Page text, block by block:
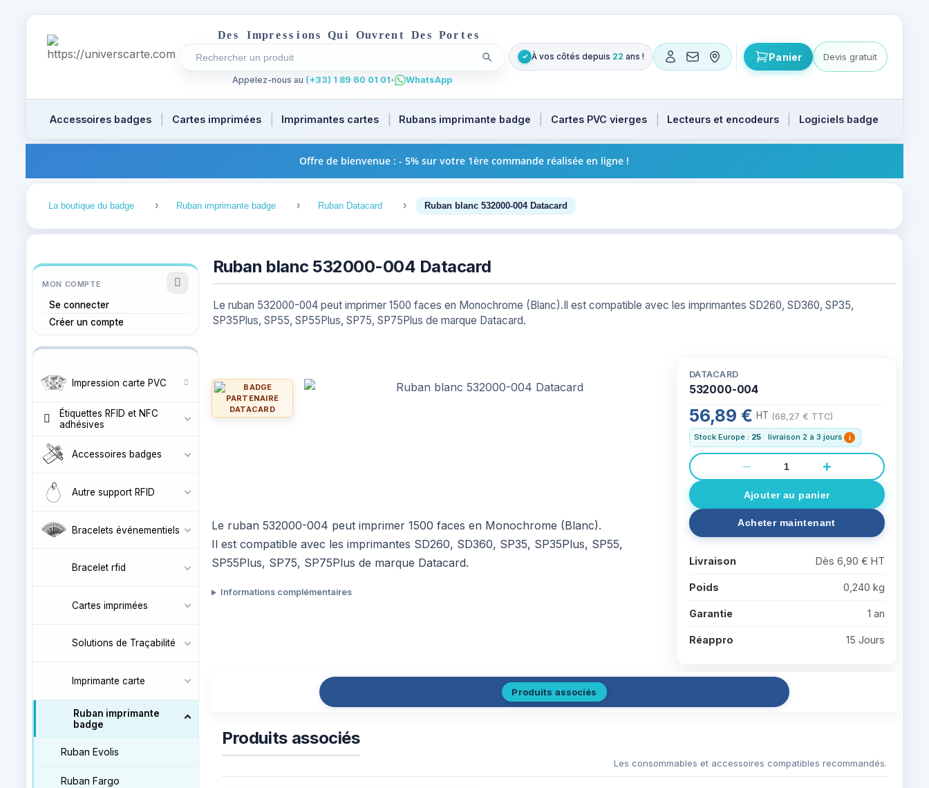
Des Impres s i ons Qu i Ouvren t Des Por t es
Rechercher un produit
Recherches récentes au focus. Tapez au moins 2 caractères pour les suggestions produits. Flèches haut et bas pour naviguer, Entrée
Lancer la recherche
Appelez-nous au (+33) 1 89 60 01 01• WhatsApp
Panier Devis gratuit
✓ À vos côtés depuis 22 ans !
Accessoires badges Cartes imprimées Imprimantes cartes Rubans imprimante badge Cartes PVC vierges Lecteurs et encodeurs Logiciels badge
Offre de bienvenue : - 5% sur votre 1ère commande réalisée en ligne !
La boutique du badge Ruban imprimante badge Ruban Datacard Ruban blanc 532000-004 Datacard 4
MON COMPTE
Se connecter
Créer un compte
Impression carte PVC
Étiquettes RFID et NFC
adhésives
Accessoires badges
Autre support RFID
Bracelets événementiels
Bracelet rfid
Cartes imprimées
Solutions de Traçabilité
Imprimante carte
Ruban imprimante
badge
Ruban Evolis
Ruban Fargo
Ruban blanc 532000-004 Datacard
Le ruban 532000-004 peut imprimer 1500 faces en Monochrome (Blanc).Il est compatible avec les imprimantes SD260, SD360, SP35,
SP35Plus, SP55, SP55Plus, SP75, SP75Plus de marque Datacard.
DATACARD
532000-004
56,89 € HT (68,27 € TTC)
Stock Europe : 25 · livraison 2 à 3 jours i
− +
Livraison Dès 6,90 € HT
Poids 0,240 kg
Garantie 1 an
Réappro 15 Jours
Le ruban 532000-004 peut imprimer 1500 faces en Monochrome (Blanc).
Il est compatible avec les imprimantes SD260, SD360, SP35, SP35Plus, SP55,
SP55Plus, SP75, SP75Plus de marque Datacard.
Informations complémentaires
Produits associés
Produits associés
Les consommables et accessoires compatibles recommandés.